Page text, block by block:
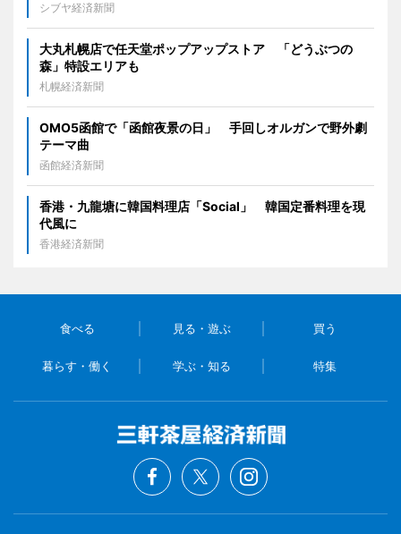
シブヤ経済新聞
大丸札幌店で任天堂ポップアップストア 「どうぶつの
森」特設エリアも
札幌経済新聞
OMO5函館で「函館夜景の日」 手回しオルガンで野外劇
テーマ曲
函館経済新聞
香港・九龍塘に韓国料理店「Social」 韓国定番料理を現
代風に
香港経済新聞
食べる 見る・遊ぶ 買う
暮らす・働く 学ぶ・知る 特集